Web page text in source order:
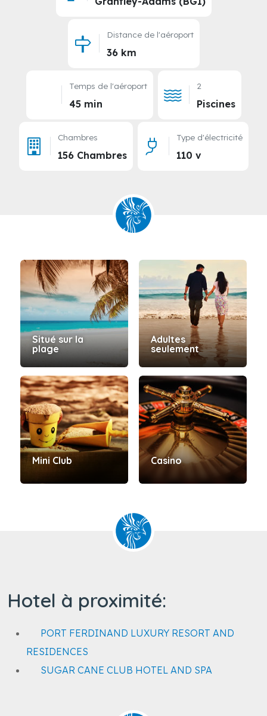
Distance de l'aéroport
36 km
Temps de l'aéroport
45 min
2
Piscines
Chambres
156 Chambres
Type d'électricité
110 v
Situé sur la
plage
Adultes
seulement
Mini Club Casino
Hotel à proximité:
PORT FERDINAND LUXURY RESORT AND
RESIDENCES
SUGAR CANE CLUB HOTEL AND SPA